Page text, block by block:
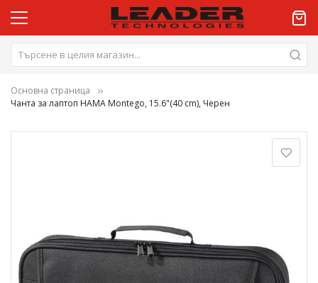
Основна страница
Чанта за лаптоп HAMA Montego, 15.6"(40 cm), Черен